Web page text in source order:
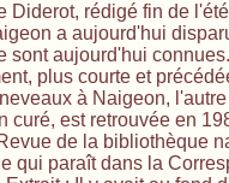
Diderot, rédigé fin de
a aujourd'hui
sont aujourd'hui
plus courte et
à Naigeon,
curé, est retrouvée en
de la bibliothèque
qui paraît dans la